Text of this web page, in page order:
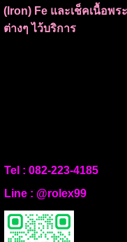
(Iron) Fe และเช็คเนื้อพ
ต่างๆ ไว้บริการ
Tel : 082-223-4185
Line : @rolex99